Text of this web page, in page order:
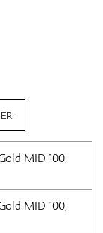
MID 100,
MID 100,